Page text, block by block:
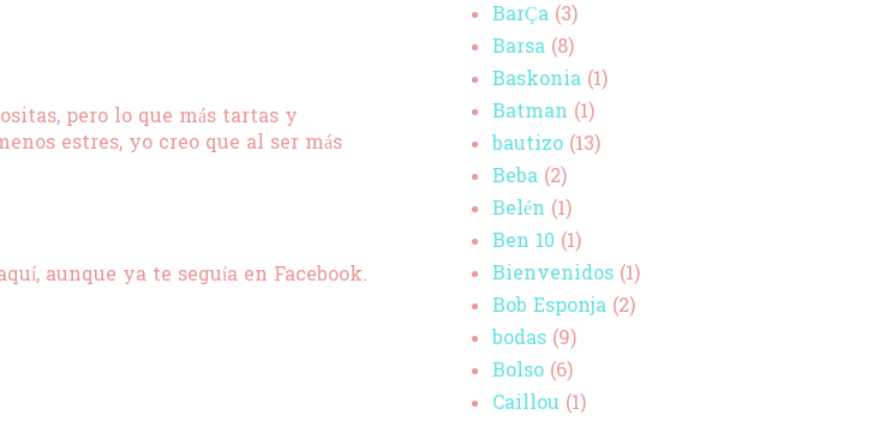
pero lo que más tartas y
estres, yo creo que al ser más
aunque ya te seguía en Facebook.
BarÇa (3)
Barsa (8)
Baskonia (1)
Batman (1)
bautizo (13)
Beba (2)
Belén (1)
Ben 10 (1)
Bienvenidos (1)
Bob Esponja (2)
bodas (9)
Bolso (6)
Caillou (1)